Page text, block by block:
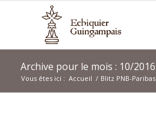
Archive pour le mois : 10/2016
Vous êtes ici : Accueil / Blitz PNB-Paribas